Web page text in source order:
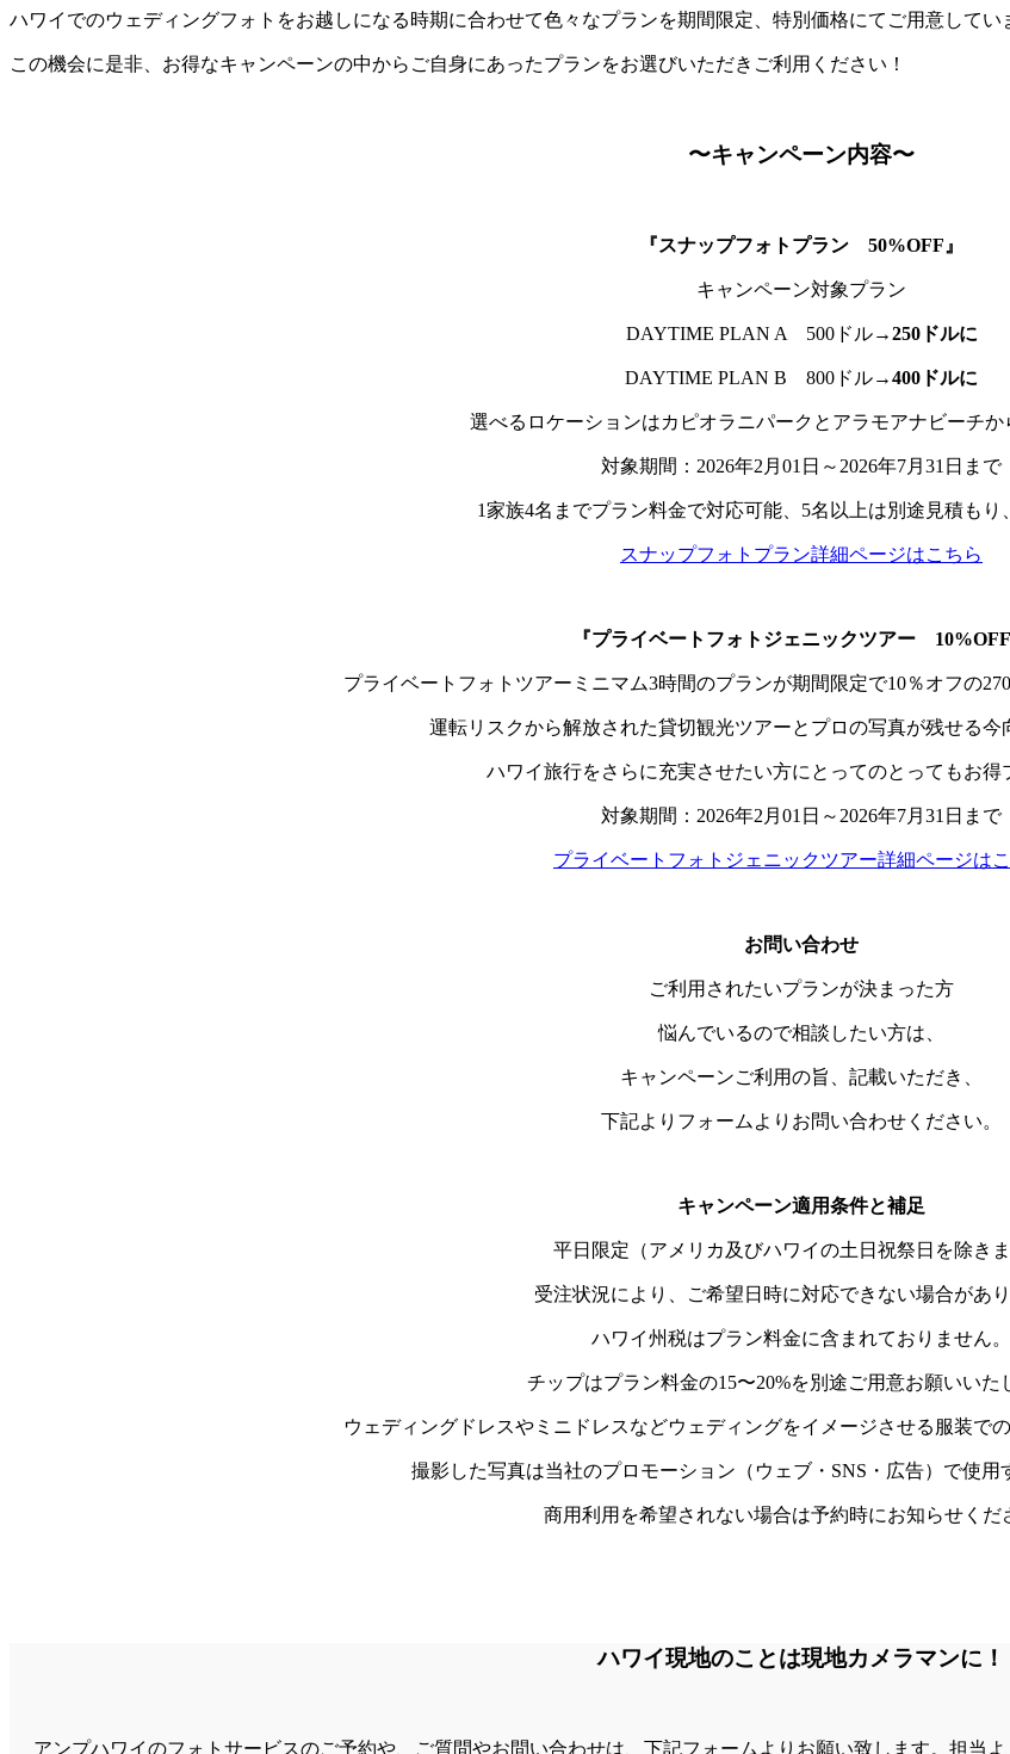
ハワイでのウェディングフォトをお越しになる時期に合わせて色々なプランを期間限定、特別価格にてご用意してい
この機会に是非、お得なキャンペーンの中からご自身にあったプランをお選びいただきご利用ください！
〜キャンペーン内容〜
『スナップフォトプラン 50%OFF』
キャンペーン対象プラン
DAYTIME PLAN A 500ドル→250ドルに
DAYTIME PLAN B 800ドル→400ドルに
選べるロケーションはカピオラニパークとアラモアナビーチか
対象期間：2026年2月01日～2026年7月31日まで
1家族4名までプラン料金で対応可能、5名以上は別途見積もり
スナップフォトプラン詳細ページはこちら
『プライベートフォトジェニックツアー 10%OFF
プライベートフォトツアーミニマム3時間のプランが期間限定で10％オフの
運転リスクから解放された貸切観光ツアーとプロの写真が残せる今
ハワイ旅行をさらに充実させたい方にとってのとってもお得
対象期間：2026年2月01日～2026年7月31日まで
プライベートフォトジェニックツアー詳細ページは
お問い合わせ
ご利用されたいプランが決まった方
悩んでいるので相談したい方は、
キャンペーンご利用の旨、記載いただき、
下記よりフォームよりお問い合わせください。
キャンペーン適用条件と補足
平日限定（アメリカ及びハワイの土日祝祭日を除きま
受注状況により、ご希望日時に対応できない場合があり
ハワイ州税はプラン料金に含まれておりません。
チップはプラン料金の15〜20%を別途ご用意お願いいた
ウェディングドレスやミニドレスなどウェディングをイメージさせる服装で
撮影した写真は当社のプロモーション（ウェブ・SNS・広告）で使用
商用利用を希望されない場合は予約時にお知らせくだ
ハワイ現地のことは現地カメラマンに！
アンプハワイのフォトサービスのご予約や、ご質問やお問い合わせは、下記フォームよりお願い致します。担当